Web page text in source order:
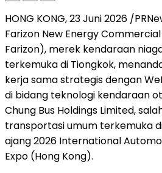
HONG KONG,23 Juni 2026 /
Farizon New Energy
Farizon), merek kendaraan
terkemuka di Tiongkok,
kerja sama strategis dengan
di bidang teknologi kendaraan
Chung Bus Holdings Limited,
transportasi umum terkemuka
ajang 2026 International
Expo (Hong Kong).